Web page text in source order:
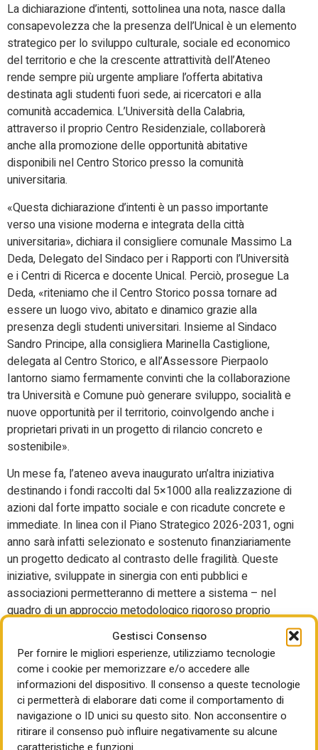
Gestisci Consenso
Per fornire le migliori esperienze, utilizziamo tecnologie
come i cookie per memorizzare e/o accedere alle
informazioni del dispositivo. Il consenso a queste tecnologie
ci permetterà di elaborare dati come il comportamento di
navigazione o ID unici su questo sito. Non acconsentire o
ritirare il consenso può influire negativamente su alcune
caratteristiche e funzioni.
La dichiarazione d’intenti, sottolinea una nota, nasce dalla
consapevolezza che la presenza dell’Unical è un elemento
strategico per lo sviluppo culturale, sociale ed economico
del territorio e che la crescente attrattività dell’Ateneo
rende sempre più urgente ampliare l’offerta abitativa
destinata agli studenti fuori sede, ai ricercatori e alla
comunità accademica. L’Università della Calabria,
attraverso il proprio Centro Residenziale, collaborerà
anche alla promozione delle opportunità abitative
disponibili nel Centro Storico presso la comunità
universitaria.
«Questa dichiarazione d’intenti è un passo importante
verso una visione moderna e integrata della città
universitaria», dichiara il consigliere comunale Massimo La
Deda, Delegato del Sindaco per i Rapporti con l’Università
e i Centri di Ricerca e docente Unical. Perciò, prosegue La
Deda, «riteniamo che il Centro Storico possa tornare ad
essere un luogo vivo, abitato e dinamico grazie alla
presenza degli studenti universitari. Insieme al Sindaco
Sandro Principe, alla consigliera Marinella Castiglione,
delegata al Centro Storico, e all’Assessore Pierpaolo
Iantorno siamo fermamente convinti che la collaborazione
tra Università e Comune può generare sviluppo, socialità e
nuove opportunità per il territorio, coinvolgendo anche i
proprietari privati in un progetto di rilancio concreto e
sostenibile».
Un mese fa, l’ateneo aveva inaugurato un’altra iniziativa
destinando i fondi raccolti dal 5×1000 alla realizzazione di
azioni dal forte impatto sociale e con ricadute concrete e
immediate. In linea con il Piano Strategico 2026-2031, ogni
anno sarà infatti selezionato e sostenuto finanziariamente
un progetto dedicato al contrasto delle fragilità. Queste
iniziative, sviluppate in sinergia con enti pubblici e
associazioni permetteranno di mettere a sistema – nel
quadro di un approccio metodologico rigoroso proprio
della ricerca scientifica – le competenze accademiche con
le reti sociali: un circolo virtuoso in cui il sapere
universitario valorizza le capacità delle persone e dei
territori, trasformando le risorse dei contribuenti in
autentico bene comune.
Il primo esempio concreto di questa visione è C.U.R.A. –
Comunità Urbane in Rete per l’Ascolto, l’iniziativa